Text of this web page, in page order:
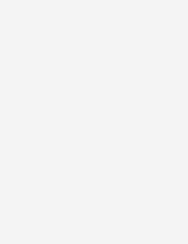
UC8LghzcV5-
UC8LghzcV5-